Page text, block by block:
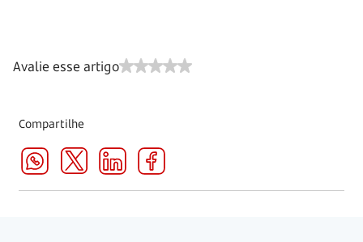
Avalie esse artigo
Compartilhe